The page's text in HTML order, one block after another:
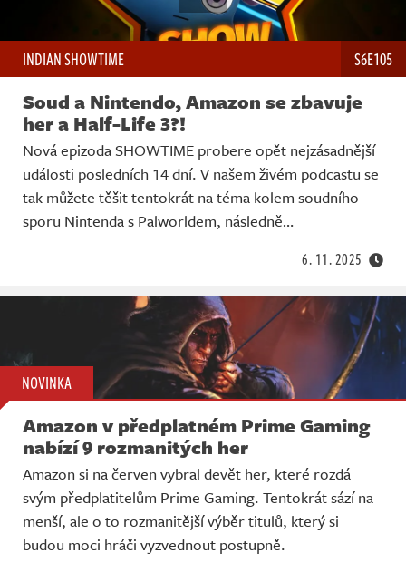
INDIAN SHOWTIME S6E105
Soud a Nintendo, Amazon se zbavuje
her a Half-Life 3?!
Nová epizoda SHOWTIME probere opět nejzásadnější
události posledních 14 dní. V našem živém podcastu se
tak můžete těšit tentokrát na téma kolem soudního
sporu Nintenda s Palworldem, následně…
6. 11. 2025
NOVINKA
Amazon v předplatném Prime Gaming
nabízí 9 rozmanitých her
Amazon si na červen vybral devět her, které rozdá
svým předplatitelům Prime Gaming. Tentokrát sází na
menší, ale o to rozmanitější výběr titulů, který si
budou moci hráči vyzvednout postupně.